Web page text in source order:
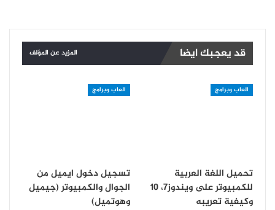
قد يعجبك ايضا المزيد عن المؤلف
العاب وبرامج
تحميل اللغة العربية
للكمبيوتر على ويندوز7، 10
وكيفية تعريبه
العاب وبرامج
تسجيل دخول ايميل من
الجوال والكمبيوتر (جيميل
وهوتميل)